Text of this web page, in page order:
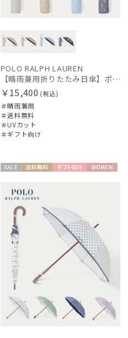
POLO RALPH LAUREN
【晴雨兼用折りたたみ日傘】ポロ ラルフ ローレン (POLO RALPH LAUREN) 先染めジャガード 遮光 UV 遮熱
￥15,400 (税込)
＃晴雨兼用
＃送料無料
＃UVカット
＃ギフト向け
料